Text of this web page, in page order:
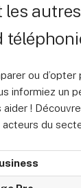
les
ou d’opter
informiez un
aider !
du